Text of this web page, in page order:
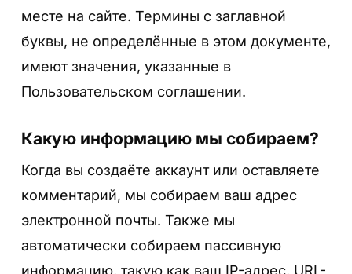
месте на сайте. Термины с заглавной
буквы, не определённые в этом документе,
имеют значения, указанные в
Пользовательском соглашении.
Какую информацию мы собираем?
Когда вы создаёте аккаунт или оставляете
комментарий, мы собираем ваш адрес
электронной почты. Также мы
автоматически собираем пассивную
информацию, такую как ваш IP-адрес, URL-